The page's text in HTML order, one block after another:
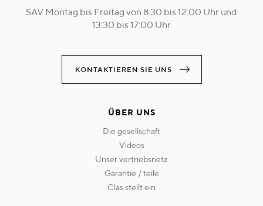
SAV Montag bis Freitag von 8:30 bis 12:00 Uhr und
13:30 bis 17:00 Uhr
KONTAKTIEREN SIE UNS
ÜBER UNS
die gesellschaft
videos
unser vertriebsnetz
garantie / teile
clas stellt ein